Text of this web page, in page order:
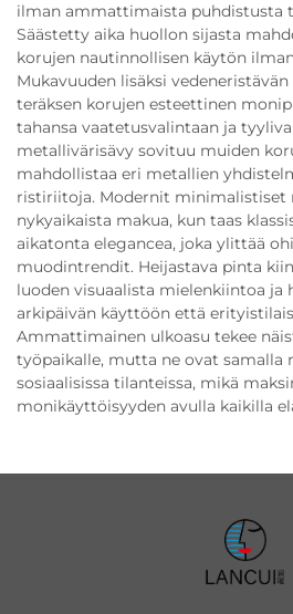
ilman ammattimaista puhdistusta
Säästetty aika huollon sijasta
korujen nautinnollisen käytön
Mukavuuden lisäksi
teräksen korujen esteettinen
tahansa vaatetusvalintaan ja
metallivärisävy sovituu muiden
mahdollistaa eri metallien
ristiriitoja. Modernit minimalistiset
nykyaikaista makua, kun taas
aikatonta elegancea, joka ylittää
muodintrendit. Heijastava pinta
luoden visuaalista mielenkiintoa ja
arkipäivän käyttöön että
Ammattimainen ulkoasu tekee
työpaikalle, mutta ne ovat samalla
sosiaalisissa tilanteissa, mikä
monikäyttöisyyden avulla kaikilla